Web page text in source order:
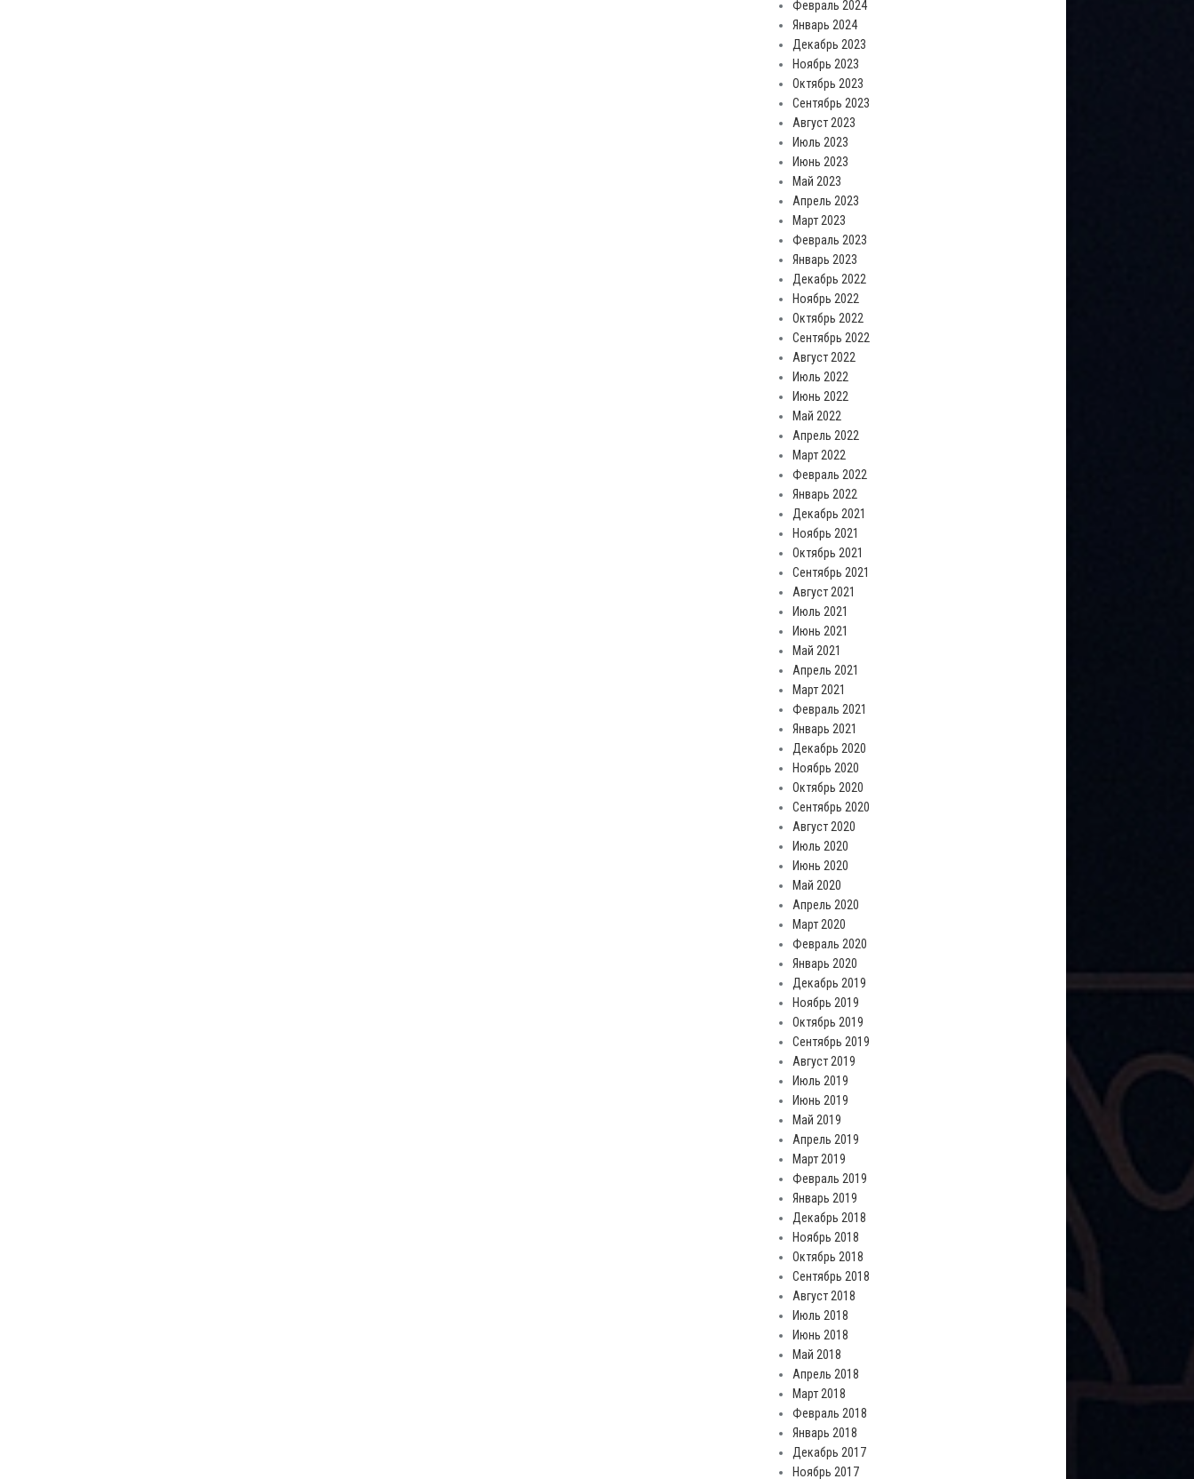
Февраль 2024
Январь 2024
Декабрь 2023
Ноябрь 2023
Октябрь 2023
Сентябрь 2023
Август 2023
Июль 2023
Июнь 2023
Май 2023
Апрель 2023
Март 2023
Февраль 2023
Январь 2023
Декабрь 2022
Ноябрь 2022
Октябрь 2022
Сентябрь 2022
Август 2022
Июль 2022
Июнь 2022
Май 2022
Апрель 2022
Март 2022
Февраль 2022
Январь 2022
Декабрь 2021
Ноябрь 2021
Октябрь 2021
Сентябрь 2021
Август 2021
Июль 2021
Июнь 2021
Май 2021
Апрель 2021
Март 2021
Февраль 2021
Январь 2021
Декабрь 2020
Ноябрь 2020
Октябрь 2020
Сентябрь 2020
Август 2020
Июль 2020
Июнь 2020
Май 2020
Апрель 2020
Март 2020
Февраль 2020
Январь 2020
Декабрь 2019
Ноябрь 2019
Октябрь 2019
Сентябрь 2019
Август 2019
Июль 2019
Июнь 2019
Май 2019
Апрель 2019
Март 2019
Февраль 2019
Январь 2019
Декабрь 2018
Ноябрь 2018
Октябрь 2018
Сентябрь 2018
Август 2018
Июль 2018
Июнь 2018
Май 2018
Апрель 2018
Март 2018
Февраль 2018
Январь 2018
Декабрь 2017
Ноябрь 2017